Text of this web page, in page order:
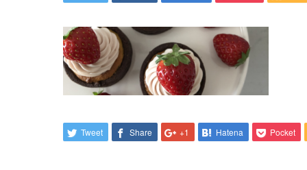
Tweet Share +1 Hatena Pocket